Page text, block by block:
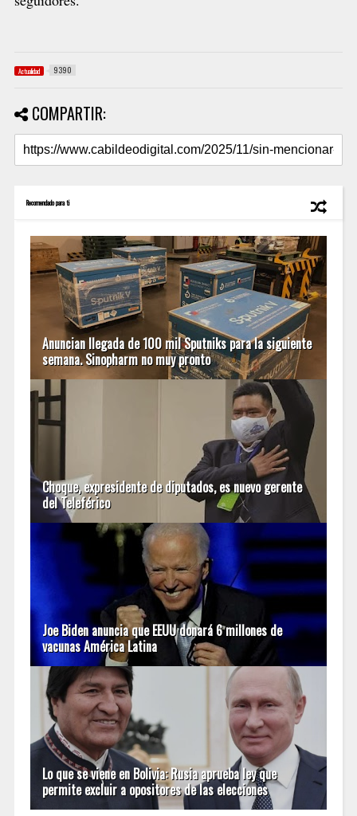
Actualidad 9390
COMPARTIR:
Recomendado para ti
Anuncian llegada de 100 mil Sputniks para la siguiente
semana. Sinopharm no muy pronto
Choque, expresidente de diputados, es nuevo gerente
del Teleférico
Joe Biden anuncia que EEUU donará 6 millones de
vacunas América Latina
Lo que se viene en Bolivia: Rusia aprueba ley que
permite excluir a opositores de las elecciones